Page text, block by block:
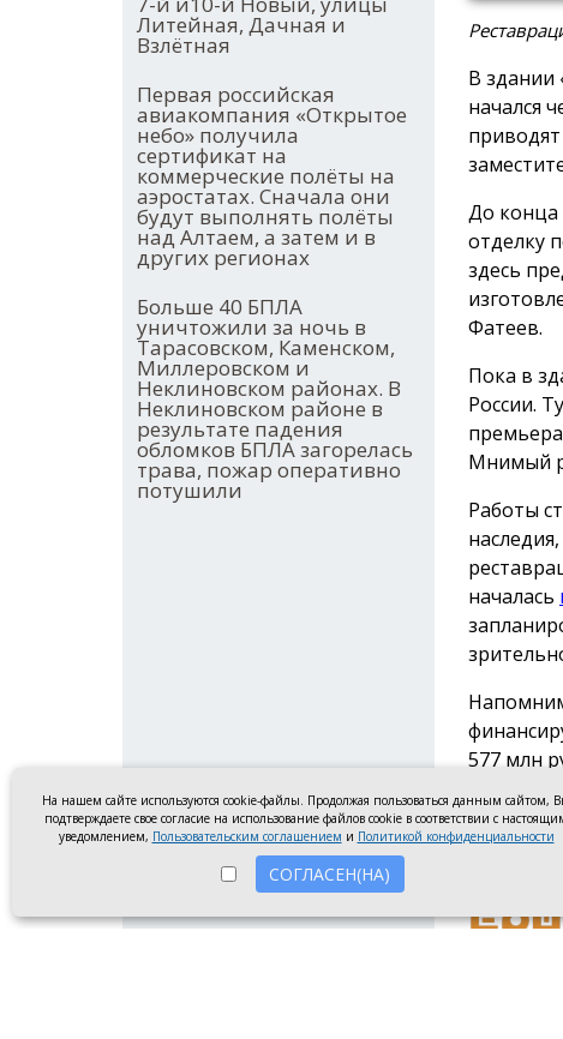
Литейная, Дачная и
Взлётная
Первая российская
авиакомпания «Открытое
небо» получила
сертификат на
коммерческие полёты на
аэростатах. Сначала они
будут выполнять полёты
над Алтаем, а затем и в
других регионах
Больше 40 БПЛА
уничтожили за ночь в
Тарасовском, Каменском,
Миллеровском и
Неклиновском районах. В
Неклиновском районе в
результате падения
обломков БПЛА загорелась
трава, пожар оперативно
потушили
В здании
начался
До конца
отделку
здесь
Фатеев.
Пока в
России.
Мнимый
Работы
началась
577 млн
Все
На нашем сайте используются cookie-файлы. Продолжая пользоваться данным сайтом,
подтверждаете свое согласие на использование файлов cookie в соответствии с
уведомлением, Пользовательским соглашением и Политикой конфиденциальности
СОГЛАСЕН(НА)